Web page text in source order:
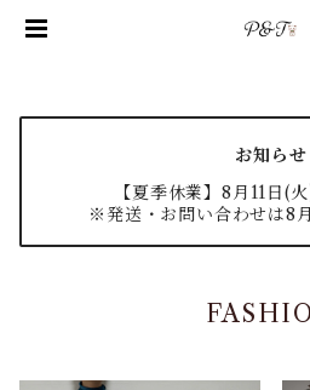
お知らせ
【夏季休業】8月11日(
※発送・お問い合わせは8